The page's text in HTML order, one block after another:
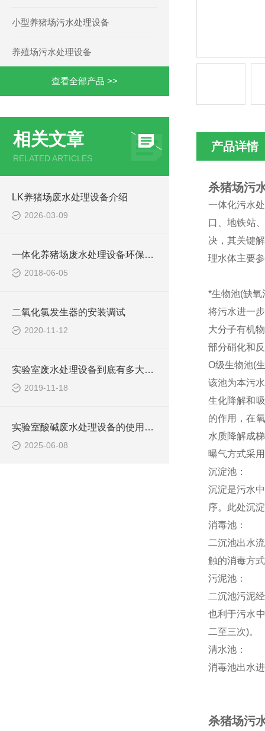
小型养猪场污水处理设备
养殖场污水处理设备
查看全部产品 >>
相关文章
RELATED ARTICLES
LK养猪场废水处理设备介绍
2026-03-09
一体化养猪场废水处理设备环保局新要求
2018-06-05
二氧化氯发生器的安装调试
2020-11-12
实验室废水处理设备到底有多大的本事？
2019-11-18
实验室酸碱废水处理设备的使用可提高生态环保
2025-06-08
产品详情
杀猪场污
一体化污水
口、地铁站
决，其关键
理水体主要
*生物池(缺氧
将污水进一
大分子有机
部分硝化和
O级生物池(
该池为本污
生化降解和
的作用，在
水质降解成
曝气方式采
沉淀池：
沉淀是污水
序。此处沉
消毒池：
二沉池出水
触的消毒方
污泥池：
二沉池污泥
也利于污水
二至三次)。
清水池：
消毒池出水
杀猪场污